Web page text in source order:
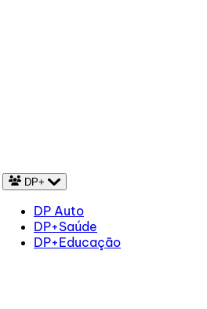
DP+
DP Auto
DP+Saúde
DP+Educação